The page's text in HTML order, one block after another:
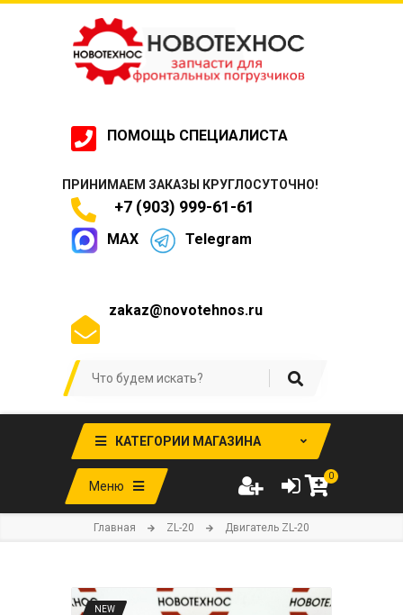
ПОМОЩЬ СПЕЦИАЛИСТА
ПРИНИМАЕМ ЗАКАЗЫ КРУГЛОСУТОЧНО!
+7 (903) 999-61-61
MAX Telegram
zakaz@novotehnos.ru
КАТЕГОРИИ МАГАЗИНА
Меню
0
Главная ZL-20 Двигатель ZL-20
NEW